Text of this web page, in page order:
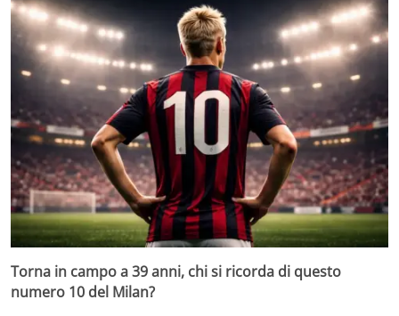
Torna in campo a 39 anni, chi si ricorda di questo
numero 10 del Milan?